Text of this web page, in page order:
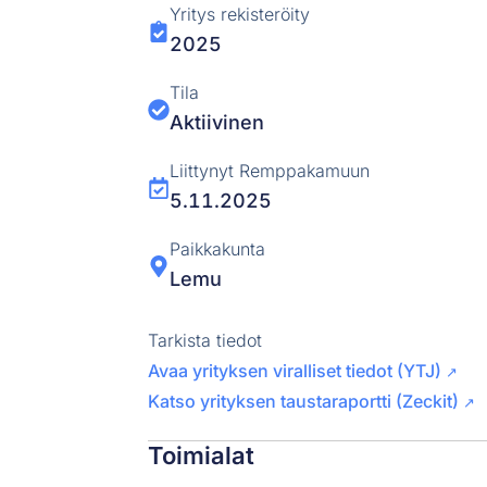
Yritys rekisteröity
2025
Tila
Aktiivinen
Liittynyt Remppakamuun
5.11.2025
Paikkakunta
Lemu
Tarkista tiedot
Avaa yrityksen viralliset tiedot (YTJ) ↗
Katso yrityksen taustaraportti (Zeckit) ↗
Toimialat